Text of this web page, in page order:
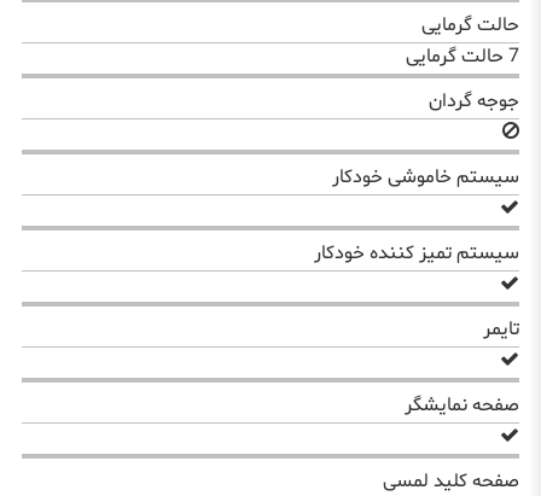
حالت گرمایی
7 حالت گرمایی
جوجه گردان
سیستم خاموشی خودکار
سیستم تمیز کننده خودکار
تایمر
صفحه نمایشگر
صفحه کلید لمسی